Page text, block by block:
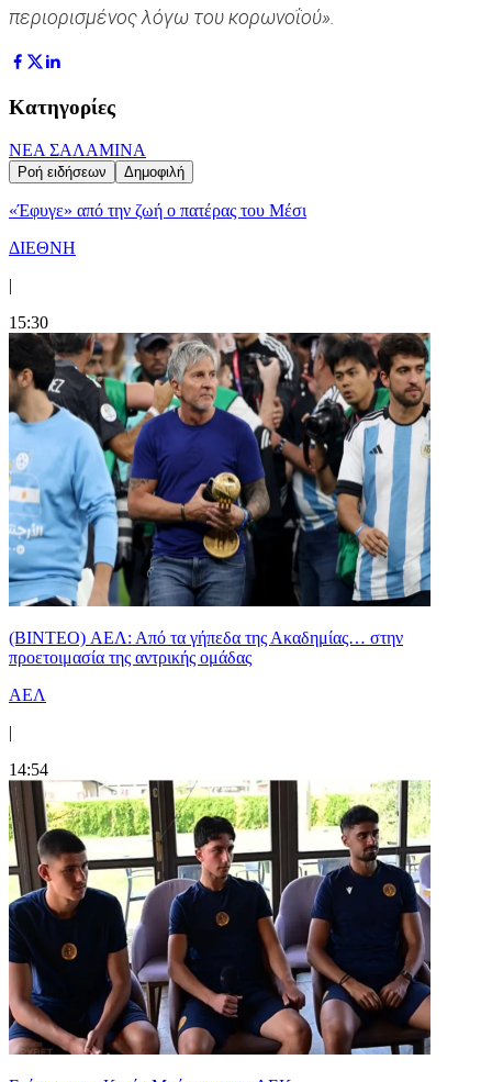
περιορισμένος λόγω του κορωνοΐού».
Κατηγορίες
ΝΕΑ ΣΑΛΑΜΙΝΑ
Ροή ειδήσεων Δημοφιλή
«Έφυγε» από την ζωή ο πατέρας του Μέσι
ΔΙΕΘΝΗ
|
15:30
(BINTEO) ΑΕΛ: Από τα γήπεδα της Ακαδημίας… στην
προετοιμασία της αντρικής ομάδας
ΑΕΛ
|
14:54